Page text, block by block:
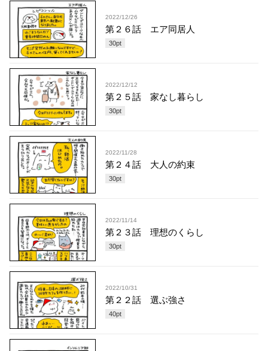
2022/12/26
第２６話 エア同居人
30pt
2022/12/12
第２５話 家なし暮らし
30pt
2022/11/28
第２４話 大人の約束
30pt
2022/11/14
第２３話 理想のくらし
30pt
2022/10/31
第２２話 選ぶ強さ
40pt